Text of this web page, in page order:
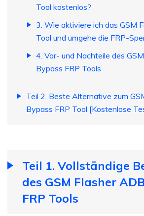
Tool kostenlos?
3. Wie aktiviere ich das GSM
Tool und umgehe die FRP-
4. Vor- und Nachteile des
Bypass FRP Tools
Teil 2. Beste Alternative zum
Bypass FRP Tool [Kostenlose
Teil 1. Vollständige
des GSM Flasher
FRP Tools